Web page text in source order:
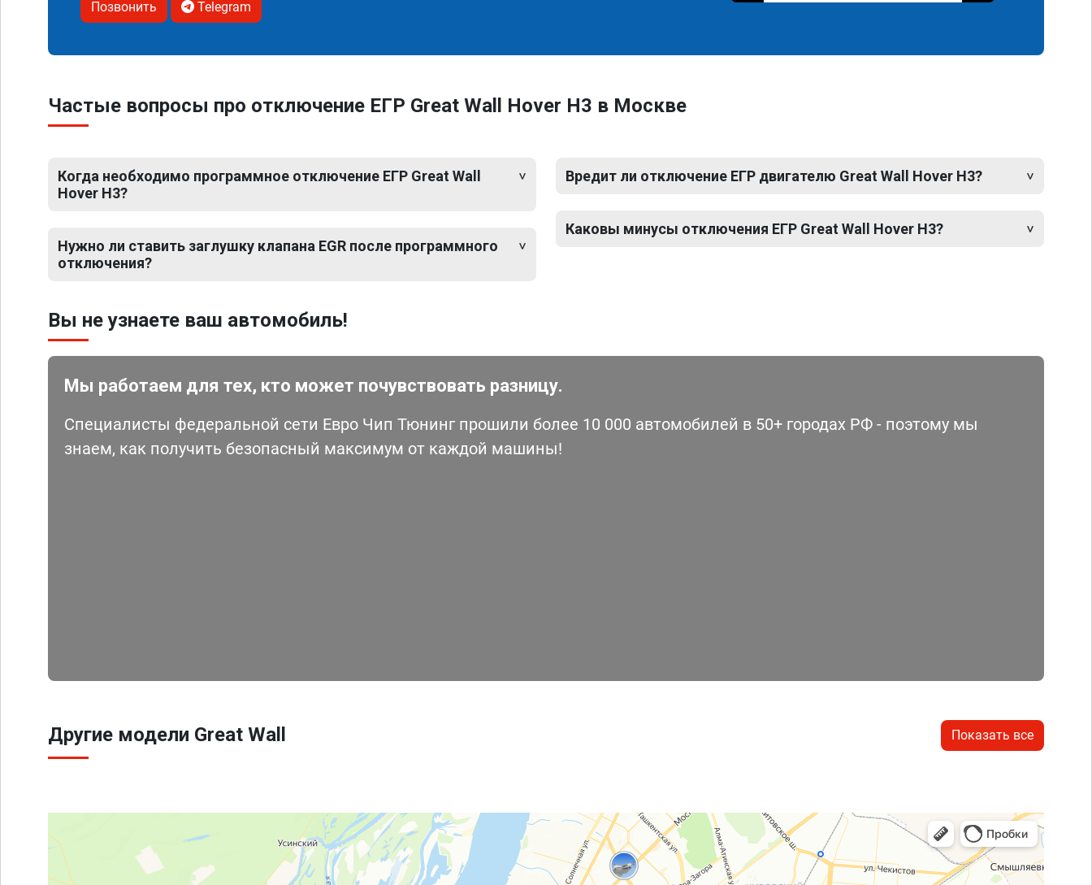
Позвонить Telegram
Частые вопросы про отключение ЕГР Great Wall Hover H3 в Москве
Когда необходимо программное отключение ЕГР Great Wall
Hover H3?
Нужно ли ставить заглушку клапана EGR после программного
отключения?
Вредит ли отключение ЕГР двигателю Great Wall Hover H3?
Каковы минусы отключения ЕГР Great Wall Hover H3?
Вы не узнаете ваш автомобиль!
Мы работаем для тех, кто может почувствовать разницу.
Специалисты федеральной сети Евро Чип Тюнинг прошили более 10 000 автомобилей в 50+ городах РФ - поэтому мы
знаем, как получить безопасный максимум от каждой машины!
Другие модели Great Wall Показать все